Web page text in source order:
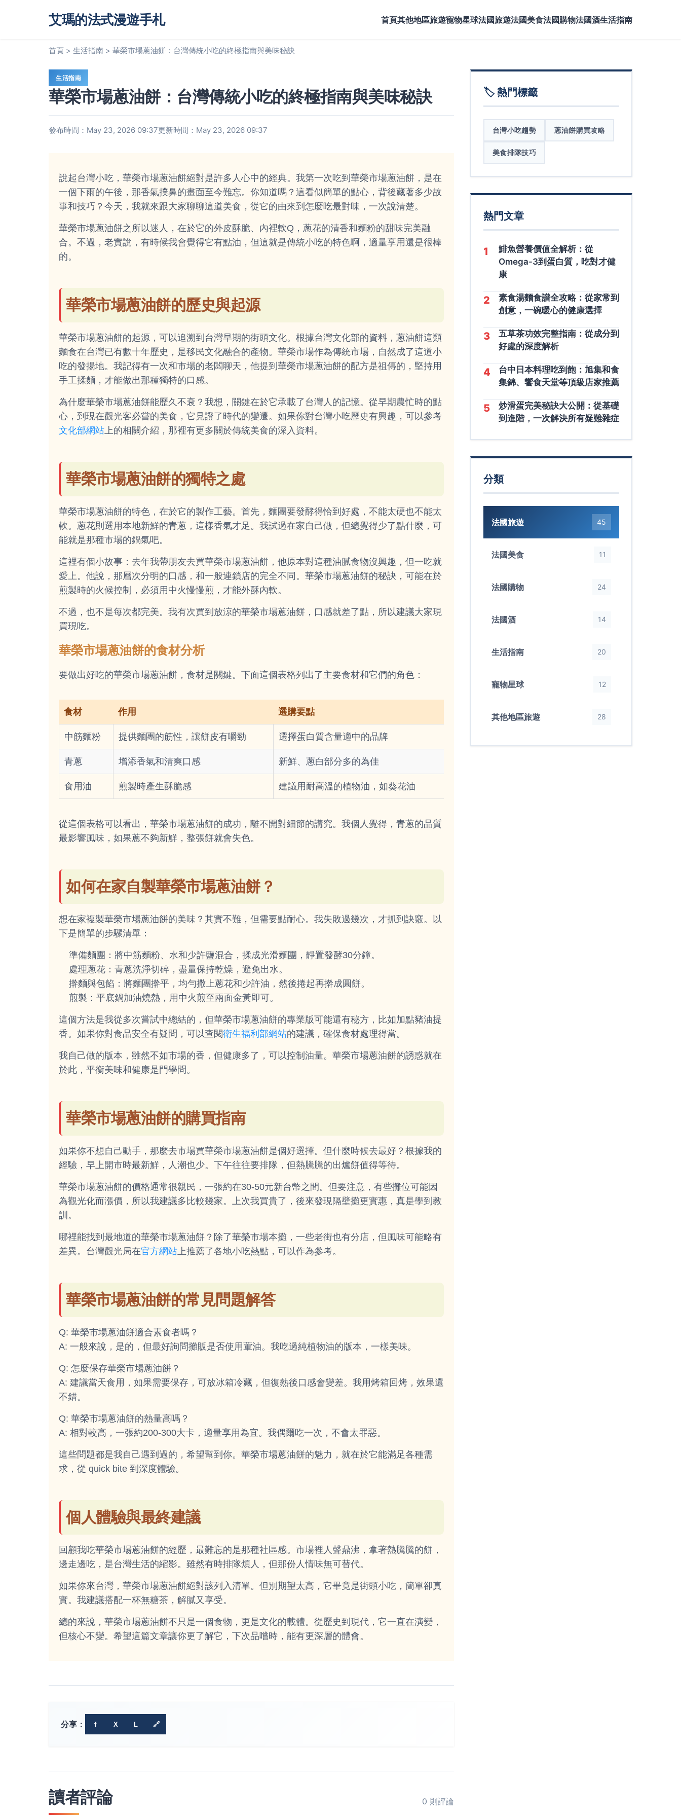
艾瑪的法式漫遊手札 首頁其他地區旅遊寵物星球法國旅遊法國美食法國購物法國酒生活指南
首頁 > 生活指南 > 華榮市場蔥油餅：台灣傳統小吃的終極指南與美味秘訣
生活指南
華榮市場蔥油餅：台灣傳統小吃的終極指南與美味秘訣
發布時間：May 23, 2026 09:37更新時間：May 23, 2026 09:37
說起台灣小吃，華榮市場蔥油餅絕對是許多人心中的經典。我第一次吃到華榮市場蔥油餅，是在
一個下雨的午後，那香氣撲鼻的畫面至今難忘。你知道嗎？這看似簡單的點心，背後藏著多少故
事和技巧？今天，我就來跟大家聊聊這道美食，從它的由來到怎麼吃最對味，一次說清楚。
華榮市場蔥油餅之所以迷人，在於它的外皮酥脆、內裡軟Q，蔥花的清香和麵粉的甜味完美融
合。不過，老實說，有時候我會覺得它有點油，但這就是傳統小吃的特色啊，適量享用還是很棒
的。
華榮市場蔥油餅的歷史與起源
華榮市場蔥油餅的起源，可以追溯到台灣早期的街頭文化。根據台灣文化部的資料，蔥油餅這類
麵食在台灣已有數十年歷史，是移民文化融合的產物。華榮市場作為傳統市場，自然成了這道小
吃的發揚地。我記得有一次和市場的老闆聊天，他提到華榮市場蔥油餅的配方是祖傳的，堅持用
手工揉麵，才能做出那種獨特的口感。
為什麼華榮市場蔥油餅能歷久不衰？我想，關鍵在於它承載了台灣人的記憶。從早期農忙時的點
心，到現在觀光客必嘗的美食，它見證了時代的變遷。如果你對台灣小吃歷史有興趣，可以參考
文化部網站上的相關介紹，那裡有更多關於傳統美食的深入資料。
華榮市場蔥油餅的獨特之處
華榮市場蔥油餅的特色，在於它的製作工藝。首先，麵團要發酵得恰到好處，不能太硬也不能太
軟。蔥花則選用本地新鮮的青蔥，這樣香氣才足。我試過在家自己做，但總覺得少了點什麼，可
能就是那種市場的鍋氣吧。
這裡有個小故事：去年我帶朋友去買華榮市場蔥油餅，他原本對這種油膩食物沒興趣，但一吃就
愛上。他說，那層次分明的口感，和一般連鎖店的完全不同。華榮市場蔥油餅的秘訣，可能在於
煎製時的火候控制，必須用中火慢慢煎，才能外酥內軟。
不過，也不是每次都完美。我有次買到放涼的華榮市場蔥油餅，口感就差了點，所以建議大家現
買現吃。
華榮市場蔥油餅的食材分析
要做出好吃的華榮市場蔥油餅，食材是關鍵。下面這個表格列出了主要食材和它們的角色：
食材 作用 選購要點
中筋麵粉 提供麵團的筋性，讓餅皮有嚼勁 選擇蛋白質含量適中的品牌
青蔥 增添香氣和清爽口感 新鮮、蔥白部分多的為佳
食用油 煎製時產生酥脆感 建議用耐高溫的植物油，如葵花油
從這個表格可以看出，華榮市場蔥油餅的成功，離不開對細節的講究。我個人覺得，青蔥的品質
最影響風味，如果蔥不夠新鮮，整張餅就會失色。
如何在家自製華榮市場蔥油餅？
想在家複製華榮市場蔥油餅的美味？其實不難，但需要點耐心。我失敗過幾次，才抓到訣竅。以
下是簡單的步驟清單：
準備麵團：將中筋麵粉、水和少許鹽混合，揉成光滑麵團，靜置發酵30分鐘。
處理蔥花：青蔥洗淨切碎，盡量保持乾燥，避免出水。
擀麵與包餡：將麵團擀平，均勻撒上蔥花和少許油，然後捲起再擀成圓餅。
煎製：平底鍋加油燒熱，用中火煎至兩面金黃即可。
這個方法是我從多次嘗試中總結的，但華榮市場蔥油餅的專業版可能還有秘方，比如加點豬油提
香。如果你對食品安全有疑問，可以查閱衛生福利部網站的建議，確保食材處理得當。
我自己做的版本，雖然不如市場的香，但健康多了，可以控制油量。華榮市場蔥油餅的誘惑就在
於此，平衡美味和健康是門學問。
華榮市場蔥油餅的購買指南
如果你不想自己動手，那麼去市場買華榮市場蔥油餅是個好選擇。但什麼時候去最好？根據我的
經驗，早上開市時最新鮮，人潮也少。下午往往要排隊，但熱騰騰的出爐餅值得等待。
華榮市場蔥油餅的價格通常很親民，一張約在30-50元新台幣之間。但要注意，有些攤位可能因
為觀光化而漲價，所以我建議多比較幾家。上次我買貴了，後來發現隔壁攤更實惠，真是學到教
訓。
哪裡能找到最地道的華榮市場蔥油餅？除了華榮市場本攤，一些老街也有分店，但風味可能略有
差異。台灣觀光局在官方網站上推薦了各地小吃熱點，可以作為參考。
華榮市場蔥油餅的常見問題解答
Q: 華榮市場蔥油餅適合素食者嗎？
A: 一般來說，是的，但最好詢問攤販是否使用葷油。我吃過純植物油的版本，一樣美味。
Q: 怎麼保存華榮市場蔥油餅？
A: 建議當天食用，如果需要保存，可放冰箱冷藏，但復熱後口感會變差。我用烤箱回烤，效果還
不錯。
Q: 華榮市場蔥油餅的熱量高嗎？
A: 相對較高，一張約200-300大卡，適量享用為宜。我偶爾吃一次，不會太罪惡。
這些問題都是我自己遇到過的，希望幫到你。華榮市場蔥油餅的魅力，就在於它能滿足各種需
求，從 quick bite 到深度體驗。
個人體驗與最終建議
回顧我吃華榮市場蔥油餅的經歷，最難忘的是那種社區感。市場裡人聲鼎沸，拿著熱騰騰的餅，
邊走邊吃，是台灣生活的縮影。雖然有時排隊煩人，但那份人情味無可替代。
如果你來台灣，華榮市場蔥油餅絕對該列入清單。但別期望太高，它畢竟是街頭小吃，簡單卻真
實。我建議搭配一杯無糖茶，解膩又享受。
總的來說，華榮市場蔥油餅不只是一個食物，更是文化的載體。從歷史到現代，它一直在演變，
但核心不變。希望這篇文章讓你更了解它，下次品嚐時，能有更深層的體會。
分享： f X L 🔗
讀者評論 0 則評論
🏷️ 熱門標籤
台灣小吃趨勢 蔥油餅購買攻略
美食排隊技巧
熱門文章
1
鯡魚營養價值全解析：從
Omega-3到蛋白質，吃對才健
康
2
素食湯麵食譜全攻略：從家常到
創意，一碗暖心的健康選擇
3
五草茶功效完整指南：從成分到
好處的深度解析
4
台中日本料理吃到飽：旭集和食
集錦、饗食天堂等頂級店家推薦
5
炒滑蛋完美秘訣大公開：從基礎
到進階，一次解決所有疑難雜症
分類
法國旅遊 45
法國美食 11
法國購物 24
法國酒 14
生活指南 20
寵物星球 12
其他地區旅遊 28